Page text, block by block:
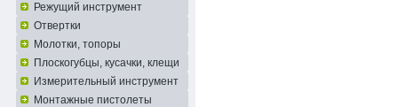
Режущий инструмент
Отвертки
Молотки, топоры
Плоскогубцы, кусачки, клещи
Измерительный инструмент
Монтажные пистолеты